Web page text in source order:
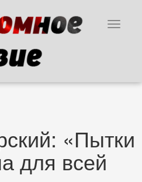
Toggle
«Пытки
для всей